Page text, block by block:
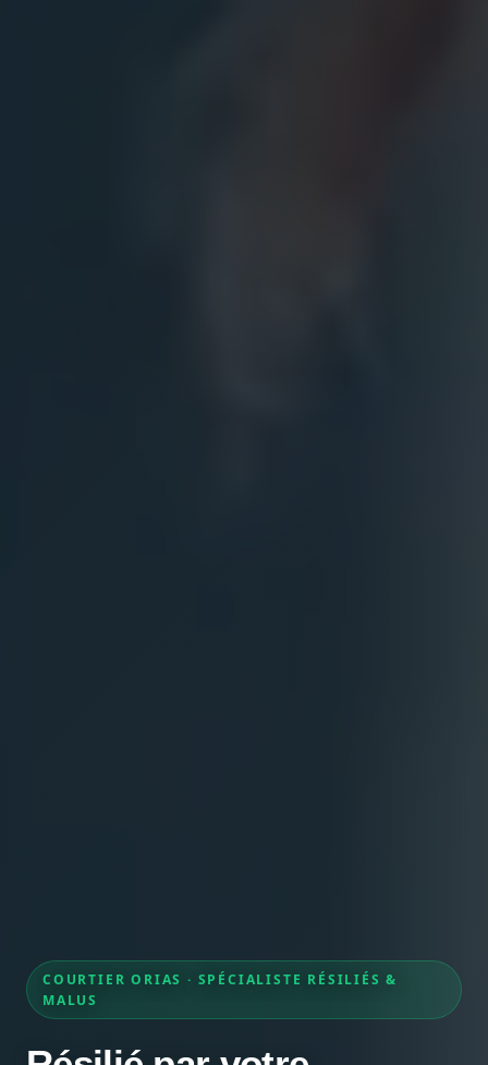
COURTIER ORIAS · SPÉCIALISTE RÉSILIÉS &
MALUS